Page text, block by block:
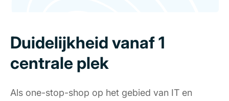
Duidelijkheid vanaf 1
centrale plek
Als one-stop-shop op het gebied van IT en